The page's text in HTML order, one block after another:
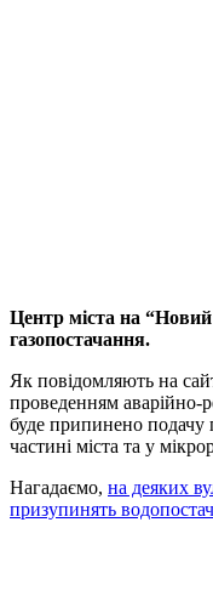
Центр міста на “Новий
газопостачання.
Як повідомляють на
проведенням аварійно-
буде припинено подачу
частині міста та у
Нагадаємо, на деяких
призупинять